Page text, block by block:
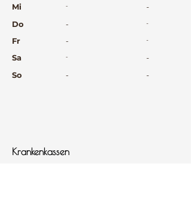
Mi
-
-
Do
- -
Fr - -
Sa -
-
So
-
-
Krankenkassen